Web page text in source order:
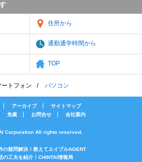
住所から
通勤通学時間から
TOP
ートフォン パソコン
アーカイブ
サイトマップ
免責 お問合せ 会社案内
Corporation All rights reserved.
の疑問解決！教えてエイブルAGENT
の工夫を紹介！CHINTAI情報局